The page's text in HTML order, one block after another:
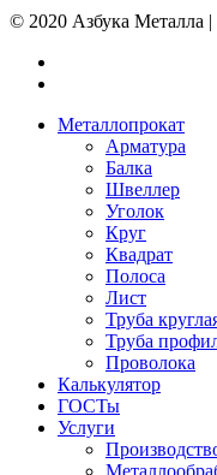
© 2020 Азбука Металла |
Металлопрокат
Арматура
Балка
Швеллер
Уголок
Круг
Квадрат
Полоса
Лист
Труба
Труба
Проволока
Калькулятор
ГОСТы
Услуги